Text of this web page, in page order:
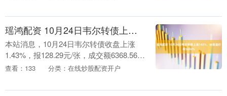
瑶鸿配资 10月24日韦尔转债上涨143%，转股溢价率5694%
本站消息，10月24日韦尔转债收盘上涨
1.43%，报128.29元/张，成交额6368.56万
元，转股溢价率56.94%。 资料显示，韦尔
查看：133 分类：在线炒股配资开户